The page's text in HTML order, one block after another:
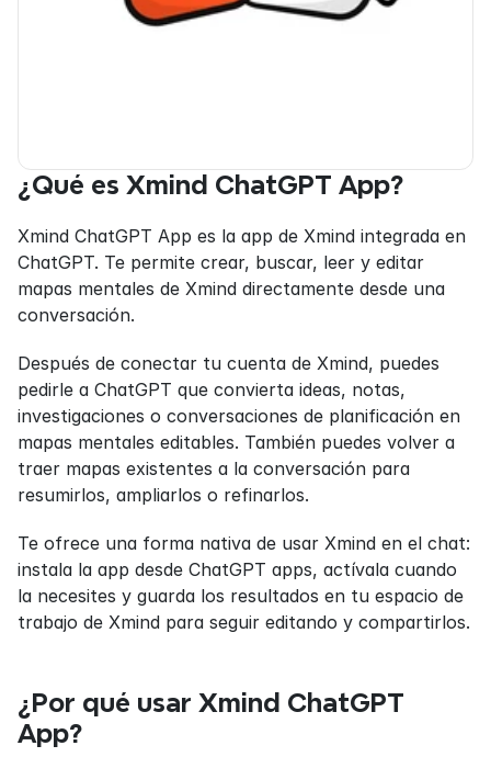
¿Qué es Xmind ChatGPT App?
Xmind ChatGPT App es la app de Xmind integrada en
ChatGPT. Te permite crear, buscar, leer y editar
mapas mentales de Xmind directamente desde una
conversación.
Después de conectar tu cuenta de Xmind, puedes
pedirle a ChatGPT que convierta ideas, notas,
investigaciones o conversaciones de planificación en
mapas mentales editables. También puedes volver a
traer mapas existentes a la conversación para
resumirlos, ampliarlos o refinarlos.
Te ofrece una forma nativa de usar Xmind en el chat:
instala la app desde ChatGPT apps, actívala cuando
la necesites y guarda los resultados en tu espacio de
trabajo de Xmind para seguir editando y compartirlos.
¿Por qué usar Xmind ChatGPT
App?